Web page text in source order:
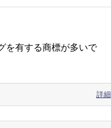
を有する商標が多いで
詳細